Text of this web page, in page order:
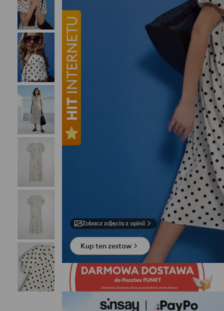
Zobacz zdjęcia z opinii
Kup ten zestaw